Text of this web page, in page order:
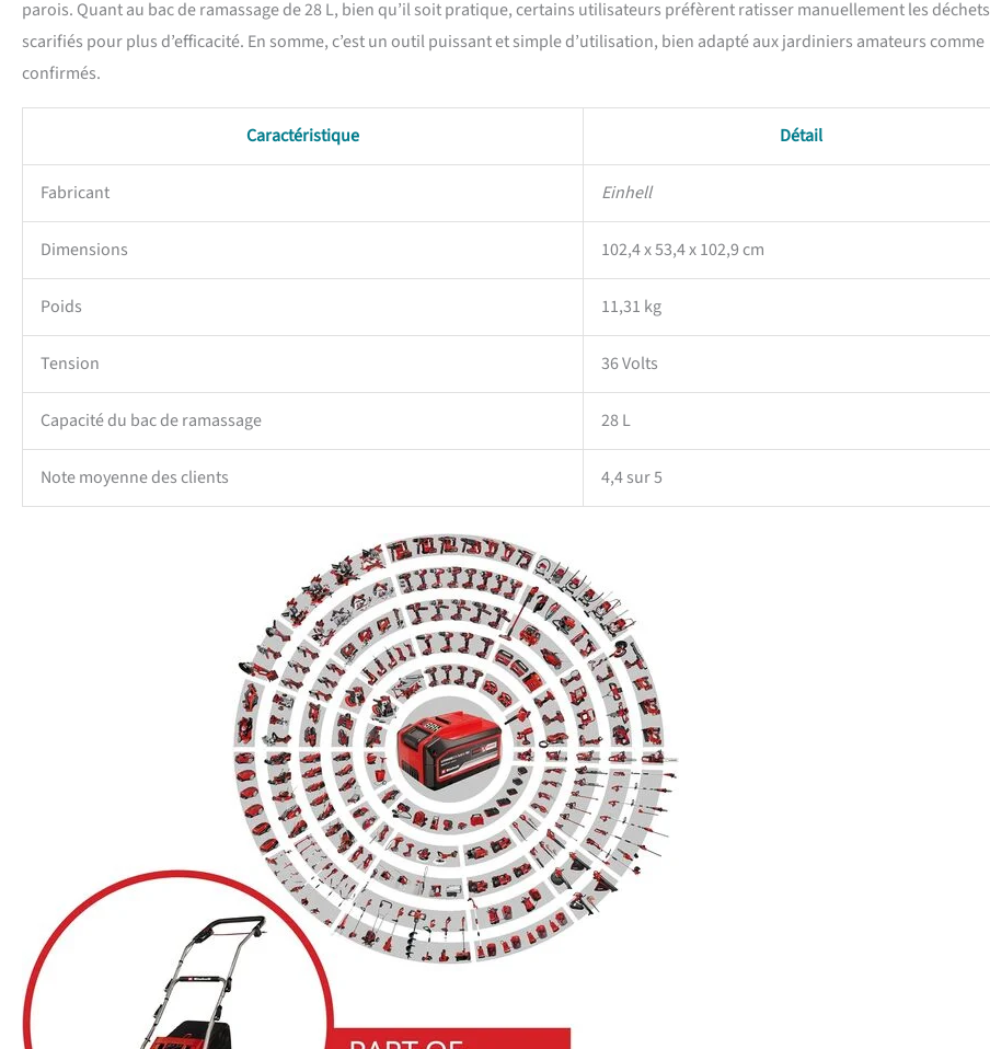
parois. Quant au bac de ramassage de 28 L, bien qu’il soit pratique, certains utilisateurs préfèrent ratisser manuellement les déchets
scarifiés pour plus d’efficacité. En somme, c’est un outil puissant et simple d’utilisation, bien adapté aux jardiniers amateurs comme
confirmés.
Caractéristique Détail
Fabricant Einhell
Dimensions 102,4 x 53,4 x 102,9 cm
Poids 11,31 kg
Tension 36 Volts
Capacité du bac de ramassage 28 L
Note moyenne des clients 4,4 sur 5